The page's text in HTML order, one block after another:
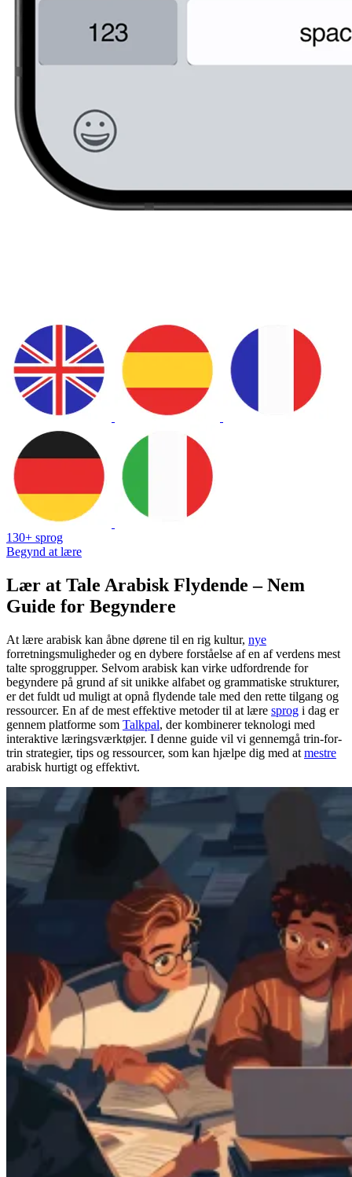
130+ sprog
Begynd at lære
Lær at Tale Arabisk Flydende – Nem
Guide for Begyndere
At lære arabisk kan åbne dørene til en rig kultur, nye
forretningsmuligheder og en dybere forståelse af en af verdens mest
talte sproggrupper. Selvom arabisk kan virke udfordrende for
begyndere på grund af sit unikke alfabet og grammatiske strukturer,
er det fuldt ud muligt at opnå flydende tale med den rette tilgang og
ressourcer. En af de mest effektive metoder til at lære sprog i dag er
gennem platforme som Talkpal, der kombinerer teknologi med
interaktive læringsværktøjer. I denne guide vil vi gennemgå trin-for-
trin strategier, tips og ressourcer, som kan hjælpe dig med at mestre
arabisk hurtigt og effektivt.